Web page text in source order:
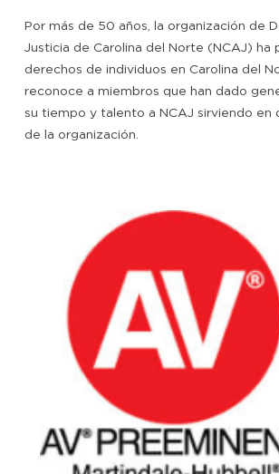
Por más de 50 años, la organización de
Justicia de Carolina del Norte (NCAJ) ha
derechos de individuos en Carolina del
reconoce a miembros que han dado
su tiempo y talento a NCAJ sirviendo en
de la organización.